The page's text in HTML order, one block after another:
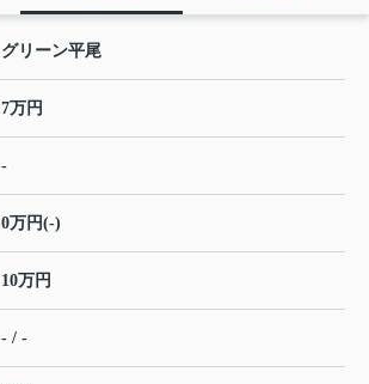
グリーン平尾
7万円
-
0万円(-)
10万円
- / -